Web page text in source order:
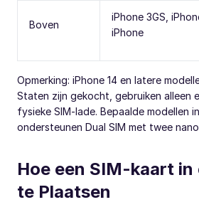
Boven
iPhone 3GS,
iPhone
Opmerking: iPhone 14 en latere
Staten zijn gekocht, gebruiken alleen
fysieke SIM-lade. Bepaalde modellen
ondersteunen Dual SIM met twee
Hoe een SIM-kaart in
te Plaatsen